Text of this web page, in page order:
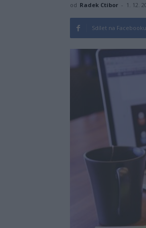
od Radek Ctibor - 1. 12.
Sdílet na Facebooku